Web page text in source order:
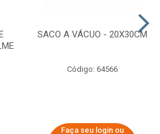
SACO A VÁCUO - 20X30CM
Código: 64566
Faça seu login ou